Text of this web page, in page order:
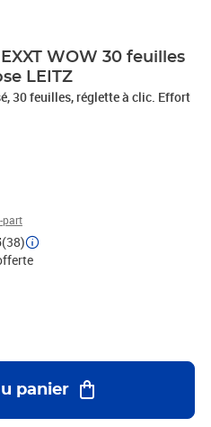
WOW 30 feuilles
LEITZ
30 feuilles, réglette à clic. Effort
part
(38)
panier